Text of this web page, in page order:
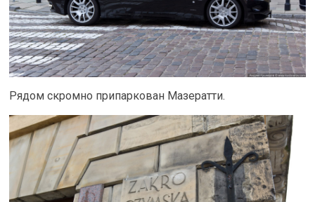
Рядом скромно припаркован Мазератти.